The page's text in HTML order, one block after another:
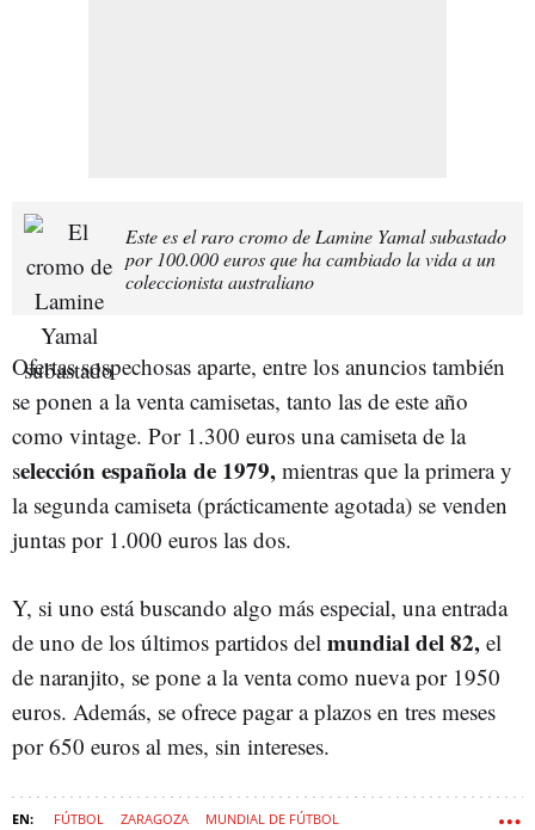
Este es el raro cromo de Lamine Yamal subastado
por 100.000 euros que ha cambiado la vida a un
coleccionista australiano
Ofertas sospechosas aparte, entre los anuncios también
se ponen a la venta camisetas, tanto las de este año
como vintage. Por 1.300 euros una camiseta de la
selección española de 1979, mientras que la primera y
la segunda camiseta (prácticamente agotada) se venden
juntas por 1.000 euros las dos.
Y, si uno está buscando algo más especial, una entrada
de uno de los últimos partidos del mundial del 82, el
de naranjito, se pone a la venta como nueva por 1950
euros. Además, se ofrece pagar a plazos en tres meses
por 650 euros al mes, sin intereses.
FÚTBOL ZARAGOZA MUNDIAL DE FÚTBOL